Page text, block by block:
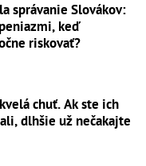
správanie Slovákov:
keď
riskovať?
chuť. Ak ste ich
dlhšie už nečakajte